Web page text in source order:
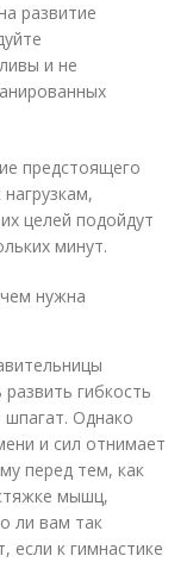
развитие
и не
предстоящего
целей подойдут
минут.
нужна
гибкость
Однако
и сил отнимает
перед тем, как
мышц,
ли вам так
если к гимнастике